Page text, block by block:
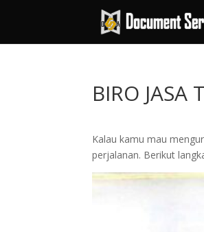
BIRO JASA
Kalau kamu mau
perjalanan. Berikut